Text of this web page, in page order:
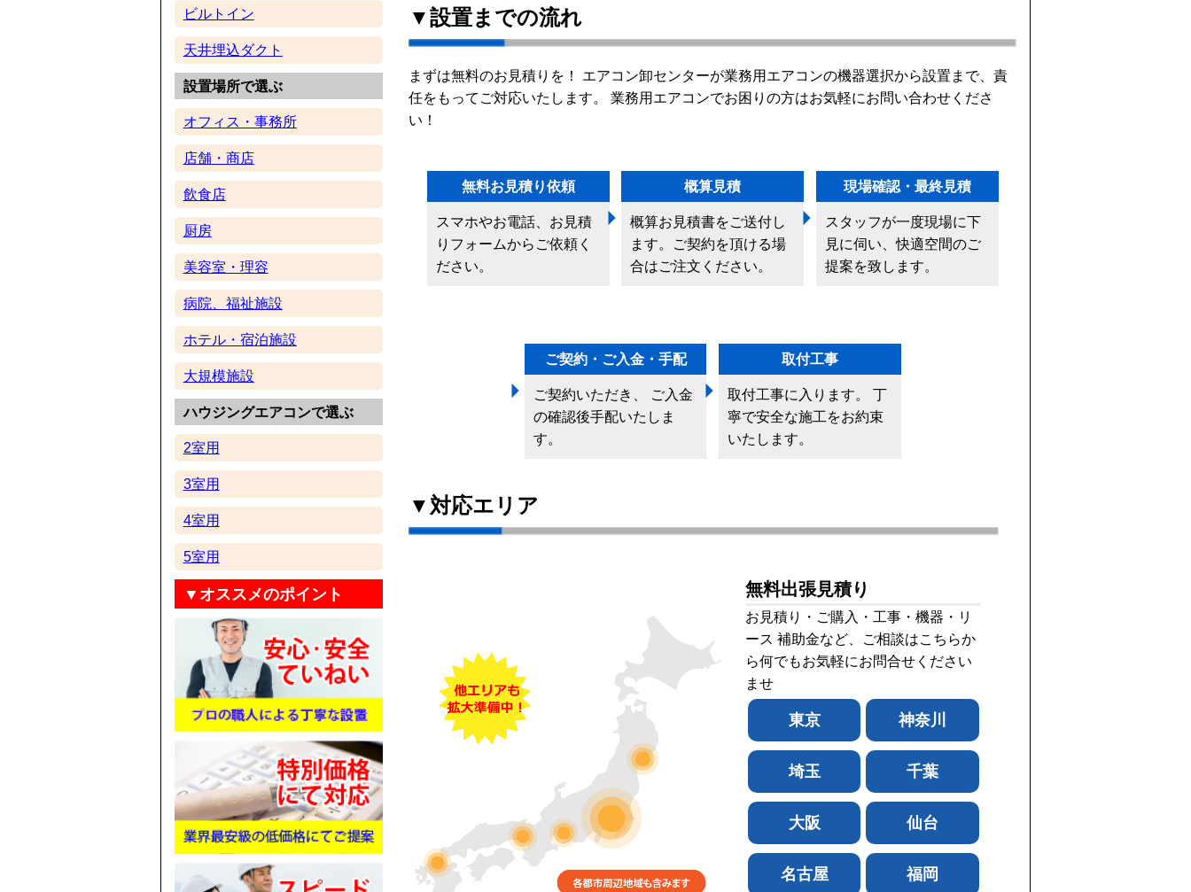
ビルトイン
天井埋込ダクト
設置場所で選ぶ
オフィス・事務所
店舗・商店
飲食店
厨房
美容室・理容
病院、福祉施設
ホテル・宿泊施設
大規模施設
ハウジングエアコンで選ぶ
2室用
3室用
4室用
5室用
▼オススメのポイント
▼設置までの流れ
まずは無料のお見積りを！ エアコン卸センターが業務用エアコンの機器選択から設置まで、責
任をもってご対応いたします。 業務用エアコンでお困りの方はお気軽にお問い合わせくださ
い！
無料お見積り依頼
スマホやお電話、お見積
りフォームからご依頼く
ださい。
概算見積
概算お見積書をご送付し
ます。ご契約を頂ける場
合はご注文ください。
現場確認・最終見積
スタッフが一度現場に下
見に伺い、快適空間のご
提案を致します。
ご契約・ご入金・手配
ご契約いただき、 ご入金
の確認後手配いたしま
す。
取付工事
取付工事に入ります。 丁
寧で安全な施工をお約束
いたします。
▼対応エリア
無料出張見積り
お見積り・ご購入・工事・機器・リ
ース 補助金など、ご相談はこちらか
ら何でもお気軽にお問合せください
ませ
東京 神奈川
埼玉 千葉
大阪 仙台
名古屋 福岡